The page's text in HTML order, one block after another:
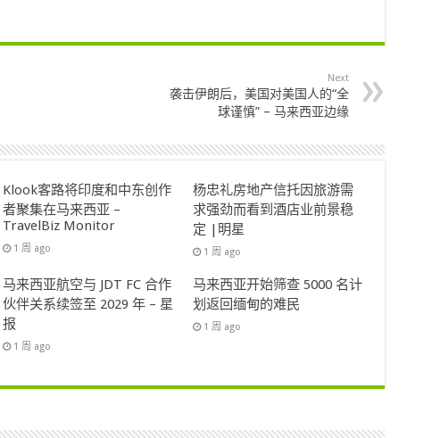
Next
袭击伊朗后，美国对美国人的“全
球谨慎” – 马来西亚边缘
Klook客路将印度和中东创作
者聚集在马来西亚 –
TravelBiz Monitor
1 周 ago
杨忠礼房地产信托因旅游需
求强劲而看到酒店业前景稳
定 |明星
1 周 ago
马来西亚航空与 JDT FC 合作
伙伴关系续签至 2029 年 – 星
报
1 周 ago
马来西亚开始筛查 5000 名计
划返回缅甸的难民
1 周 ago